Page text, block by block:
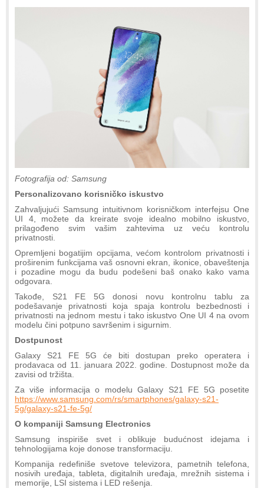
Fotografija od: Samsung
Personalizovano korisničko iskustvo
Zahvaljujući Samsung intuitivnom korisničkom interfejsu One
UI 4, možete da kreirate svoje idealno mobilno iskustvo,
prilagođeno svim vašim zahtevima uz veću kontrolu
privatnosti.
Opremljeni bogatijim opcijama, većom kontrolom privatnosti i
proširenim funkcijama vaš osnovni ekran, ikonice, obaveštenja
i pozadine mogu da budu podešeni baš onako kako vama
odgovara.
Takođe, S21 FE 5G donosi novu kontrolnu tablu za
podešavanje privatnosti koja spaja kontrolu bezbednosti i
privatnosti na jednom mestu i tako iskustvo One UI 4 na ovom
modelu čini potpuno savršenim i sigurnim.
Dostpunost
Galaxy S21 FE 5G će biti dostupan preko operatera i
prodavaca od 11. januara 2022. godine. Dostupnost može da
zavisi od tržišta.
Za više informacija o modelu Galaxy S21 FE 5G posetite
https://www.samsung.com/rs/smartphones/galaxy-s21-
5g/galaxy-s21-fe-5g/
O kompaniji Samsung Electronics
Samsung inspiriše svet i oblikuje budućnost idejama i
tehnologijama koje donose transformaciju.
Kompanija redefiniše svetove televizora, pametnih telefona,
nosivih uređaja, tableta, digitalnih uređaja, mrežnih sistema i
memorije, LSI sistema i LED rešenja.